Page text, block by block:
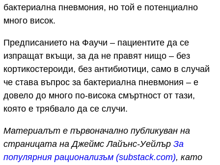
бактериална пневмония, но той е потенциално
много висок.
Предписанието на Фаучи – пациентите да се
изпращат вкъщи, за да не правят нищо – без
кортикостероиди, без антибиотици, само в случай
че става въпрос за бактериална пневмония – е
довело до много по-висока смъртност от тази,
която е трябвало да се случи.
Материалът е първоначално публикуван на
страницата на Джеймс Лайънс-Уейлър За
популярния рационализъм (substack.com), като